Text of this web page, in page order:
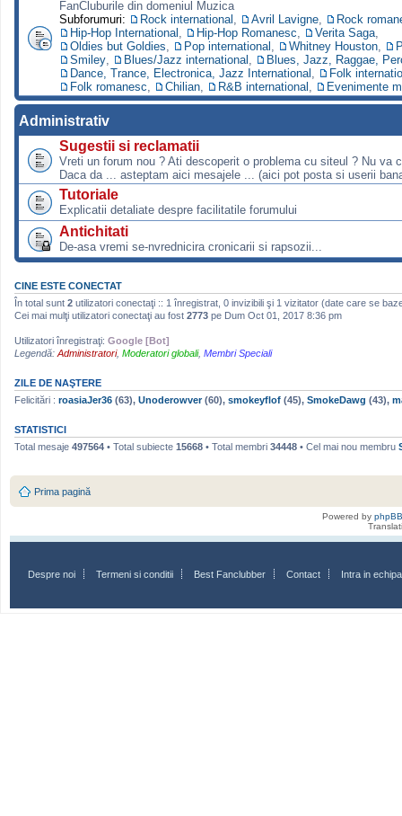
FanCluburile din domeniul Muzica
Subforumuri:
Rock international Avril Lavigne
Rock
Hip-Hop International
Hip-Hop Romanesc Verita Saga
Oldies but Goldies
Pop international Whitney Houston
Smiley
Blues/Jazz international
Blues, Jazz, Raggae,
Dance, Trance, Electronica, Jazz International
Folk
Folk romanesc
Chilian R&B international Evenimente
Administrativ
Sugestii si reclamatii
Vreti un forum nou ? Ati descoperit o problema cu siteul ? Nu va
Daca da ... asteptam aici mesajele ... (aici pot posta si userii
Tutoriale
Explicatii detaliate despre facilitatile forumului
Antichitati
De-asa vremi se-nvrednicira cronicarii si rapsozii...
CINE ESTE CONECTAT
În total sunt 2 utilizatori conectaţi :: 1 înregistrat, 0 invizibili şi 1 vizitator (date care se
Cei mai mulţi utilizatori conectaţi au fost 2773 pe Dum Oct 01, 2017 8:36 pm
Utilizatori înregistraţi: Google [Bot]
Legendă: Administratori, Moderatori globali, Membri Speciali
ZILE DE NAŞTERE
Felicitări : roasiaJer36 (63), Unoderowver(60), smokeyflof (45), SmokeDawg (43),
STATISTICI
Total mesaje 497564 • Total subiecte 15668 • Total membri 34448 • Cel mai nou membru
Prima pagină
Powered by phpBB
Despre noi Termeni si conditii Best Fanclubber Contact Intra in